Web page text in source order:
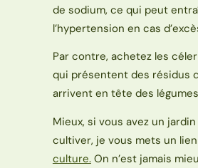
de sodium, ce qui peut
l’hypertension en cas
Par contre, achetez les
qui présentent des résidus
arrivent en tête des
Mieux, si vous avez un
cultiver, je vous mets un
culture.On n’est jamais